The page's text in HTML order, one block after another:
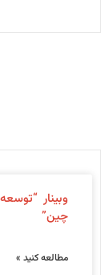
وبینار
چین”
مطالعه کنید »